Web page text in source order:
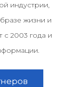
индустрии,
жизни и
с 2003 года и